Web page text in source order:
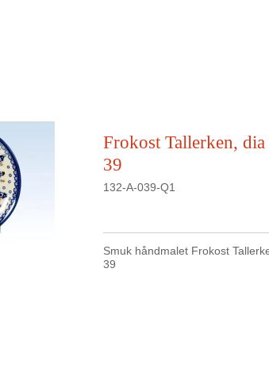
Frokost Tallerken,
39
132-A-039-Q1
Smuk håndmalet Frokost
39